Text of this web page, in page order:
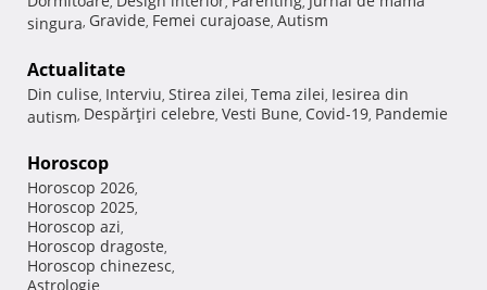
singura, Gravide, Femei curajoase, Autism
Actualitate
Din culise, Interviu, Stirea zilei, Tema zilei, Iesirea din
autism, Despărţiri celebre, Vesti Bune, Covid-19, Pandemie
Horoscop
Horoscop 2026,
Horoscop 2025,
Horoscop azi,
Horoscop dragoste,
Horoscop chinezesc,
Astrologie